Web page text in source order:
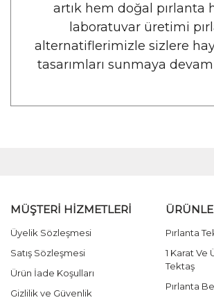
artık hem doğal pırlanta
laboratuvar üretimi
alternatiflerimizle sizlere
tasarımları sunmaya
MÜŞTERİ HİZMETLERİ
Üyelik Sözleşmesi
Satış Sözleşmesi
Ürün İade Koşulları
Gizlilik ve Güvenlik
Pırlanta
1 Karat Ve
Tektaş
Pırlanta